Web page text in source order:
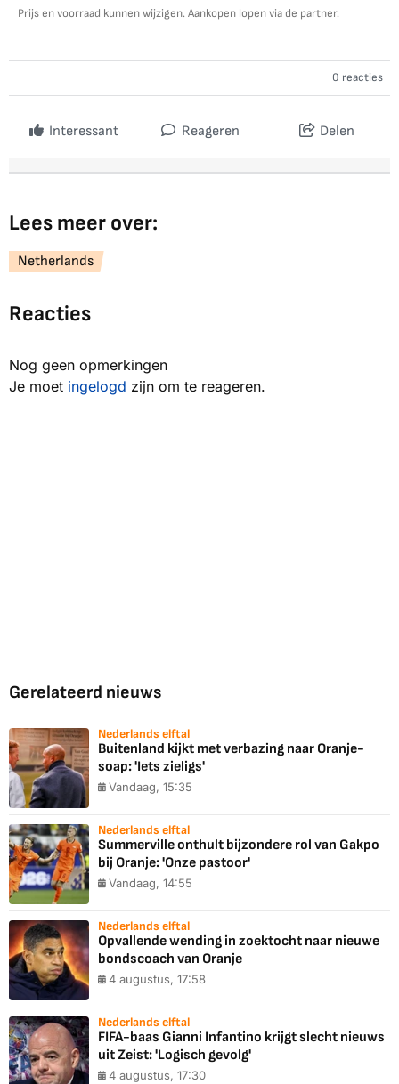
Prijs en voorraad kunnen wijzigen. Aankopen lopen via de partner.
0 reacties
Interessant Reageren Delen
Lees meer over:
Netherlands
Reacties
Nog geen opmerkingen
Je moet ingelogd zijn om te reageren.
Gerelateerd nieuws
Nederlands elftal
Buitenland kijkt met verbazing naar Oranje-
soap: 'Iets zieligs'
Vandaag, 15:35
Nederlands elftal
Summerville onthult bijzondere rol van Gakpo
bij Oranje: 'Onze pastoor'
Vandaag, 14:55
Nederlands elftal
Opvallende wending in zoektocht naar nieuwe
bondscoach van Oranje
4 augustus, 17:58
Nederlands elftal
FIFA-baas Gianni Infantino krijgt slecht nieuws
uit Zeist: 'Logisch gevolg'
4 augustus, 17:30